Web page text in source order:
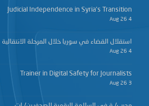
Judicial Independence in Syria’s Transition
4 Aug 26
استقلال القضاء في سوريا خلال المرحلة الانتقالية
4 Aug 26
Trainer in Digital Safety for Journalists
3 Aug 26